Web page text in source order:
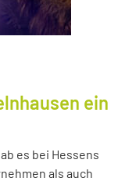
ein
es bei Hessens
als auch